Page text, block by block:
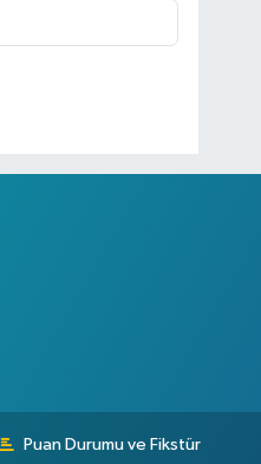
Puan Durumu ve Fikstür